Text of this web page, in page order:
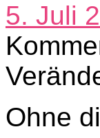
5. Juli
Ohne